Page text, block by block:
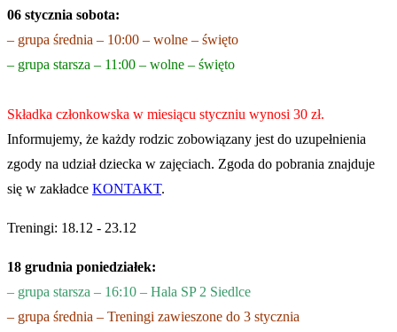
06 stycznia sobota:
– grupa średnia – 10:00 – wolne – święto
– grupa starsza – 11:00 – wolne – święto
Składka członkowska w miesiącu styczniu wynosi 30 zł.
Informujemy, że każdy rodzic zobowiązany jest do uzupełnienia
zgody na udział dziecka w zajęciach. Zgoda do pobrania znajduje
się w zakładce KONTAKT.
Treningi: 18.12 - 23.12
18 grudnia poniedziałek:
– grupa starsza – 16:10 – Hala SP 2 Siedlce
– grupa średnia – Treningi zawieszone do 3 stycznia